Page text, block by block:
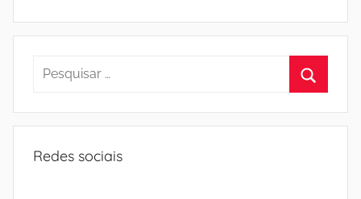
Pesquisar
Redes sociais